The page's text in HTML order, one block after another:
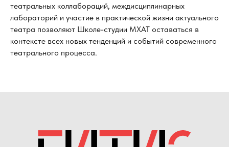
театральных коллабораций, междисциплинарных
лабораторий и участие в практической жизни актуального
театра позволяют Школе-студии МХАТ оставаться в
контексте всех новых тенденций и событий современного
театрального процесса.